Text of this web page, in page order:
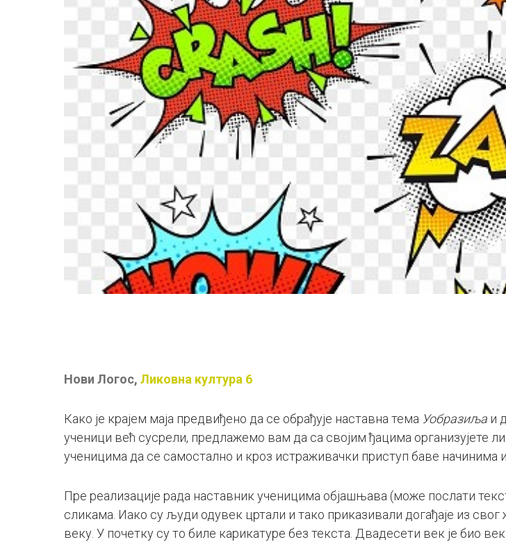
Нови Логос, Ликовна култура 6
Како је крајем маја предвиђено да се обрађује наставна тема Уобразиља и
ученици већ сусрели, предлажемо вам да са својим ђацима организујете
ученицима да се самостално и кроз истраживачки приступ баве начинима
Пре реализације рада наставник ученицима објашњава (може послати
сликама. Иако су људи одувек цртали и тако приказивали догађаје из
веку. У почетку су то биле карикатуре без текста. Двадесети век је био